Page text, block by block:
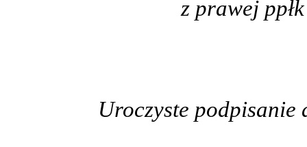
z prawej
Uroczyste podpisanie